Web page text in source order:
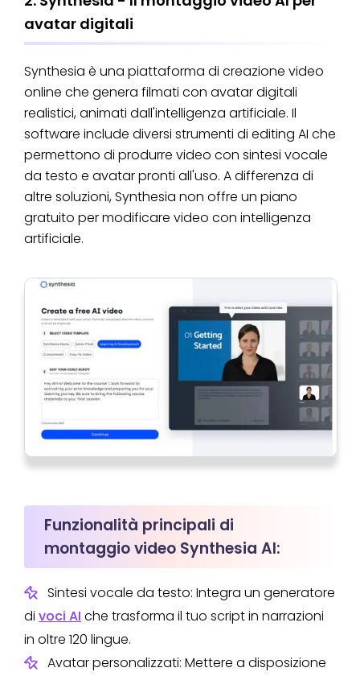
avatar digitali
Synthesia è una piattaforma di creazione video
online che genera filmati con avatar digitali
realistici, animati dall'intelligenza artificiale. Il
software include diversi strumenti di editing AI che
permettono di produrre video con sintesi vocale
da testo e avatar pronti all'uso. A differenza di
altre soluzioni, Synthesia non offre un piano
gratuito per modificare video con intelligenza
artificiale.
Funzionalità principali di
montaggio video Synthesia AI:
Sintesi vocale da testo: Integra un generatore
di voci AI che trasforma il tuo script in narrazioni
in oltre 120 lingue.
Avatar personalizzati: Mettere a disposizione